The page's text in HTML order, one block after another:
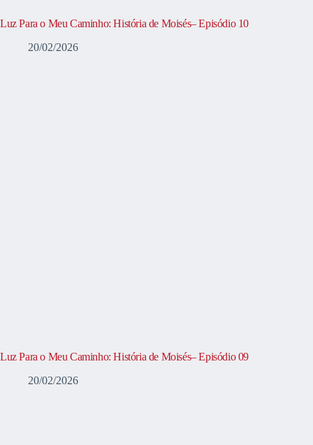
Luz Para o Meu Caminho: História de Moisés– Episódio 10
20/02/2026
Luz Para o Meu Caminho: História de Moisés– Episódio 09
20/02/2026